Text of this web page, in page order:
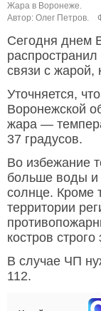
Жара в Воронеже.
Автор: Олег Петров.
Сегодня днем
связи с жарой,
Уточняется,
Воронежской
жара —
37 градусов.
Во избежание
больше воды и
солнце. Кроме
территории
костров
В случае ЧП
112.